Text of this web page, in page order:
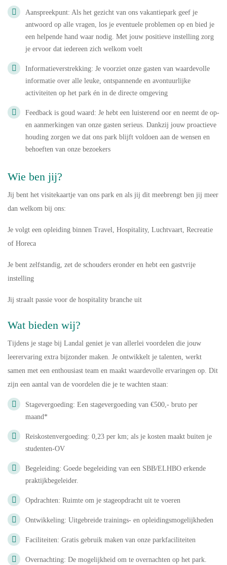
Aanspreekpunt: Als het gezicht van ons vakantiepark geef je
antwoord op alle vragen, los je eventuele problemen op en bied je
een helpende hand waar nodig. Met jouw positieve instelling zorg
je ervoor dat iedereen zich welkom voelt
Informatieverstrekking: Je voorziet onze gasten van waardevolle
informatie over alle leuke, ontspannende en avontuurlijke
activiteiten op het park én in de directe omgeving
Feedback is goud waard: Je hebt een luisterend oor en neemt de op-
en aanmerkingen van onze gasten serieus. Dankzij jouw proactieve
houding zorgen we dat ons park blijft voldoen aan de wensen en
behoeften van onze bezoekers
Wie ben jij?
Jij bent het visitekaartje van ons park en als jij dit meebrengt ben jij meer
dan welkom bij ons:
Je volgt een opleiding binnen Travel, Hospitality, Luchtvaart, Recreatie
of Horeca
Je bent zelfstandig, zet de schouders eronder en hebt een gastvrije
instelling
Jij straalt passie voor de hospitality branche uit
Wat bieden wij?
Tijdens je stage bij Landal geniet je van allerlei voordelen die jouw
leerervaring extra bijzonder maken. Je ontwikkelt je talenten, werkt
samen met een enthousiast team en maakt waardevolle ervaringen op. Dit
zijn een aantal van de voordelen die je te wachten staan:
Stagevergoeding: Een stagevergoeding van €500,- bruto per
maand*
Reiskostenvergoeding: 0,23 per km; als je kosten maakt buiten je
studenten-OV
Begeleiding: Goede begeleiding van een SBB/ELHBO erkende
praktijkbegeleider.
Opdrachten: Ruimte om je stageopdracht uit te voeren
Ontwikkeling: Uitgebreide trainings- en opleidingsmogelijkheden
Faciliteiten: Gratis gebruik maken van onze parkfaciliteiten
Overnachting: De mogelijkheid om te overnachten op het park.